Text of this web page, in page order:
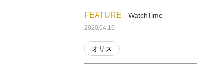
FEATURE WatchTime
2020.04.15
オリス